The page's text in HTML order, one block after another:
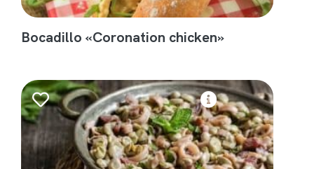
Bocadillo «Coronation chicken»